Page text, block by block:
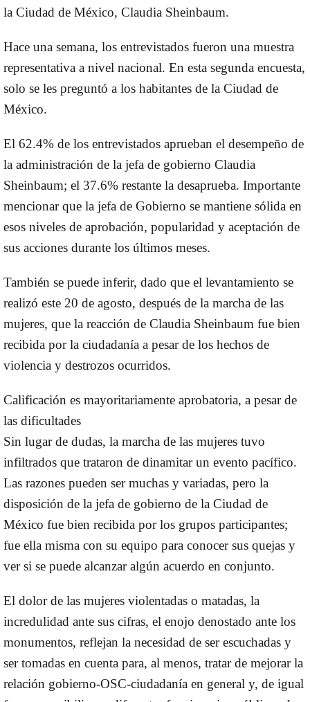
la Ciudad de México, Claudia Sheinbaum.
Hace una semana, los entrevistados fueron una muestra
representativa a nivel nacional. En esta segunda encuesta,
solo se les preguntó a los habitantes de la Ciudad de
México.
El 62.4% de los entrevistados aprueban el desempeño de
la administración de la jefa de gobierno Claudia
Sheinbaum; el 37.6% restante la desaprueba. Importante
mencionar que la jefa de Gobierno se mantiene sólida en
esos niveles de aprobación, popularidad y aceptación de
sus acciones durante los últimos meses.
También se puede inferir, dado que el levantamiento se
realizó este 20 de agosto, después de la marcha de las
mujeres, que la reacción de Claudia Sheinbaum fue bien
recibida por la ciudadanía a pesar de los hechos de
violencia y destrozos ocurridos.
Calificación es mayoritariamente aprobatoria, a pesar de
las dificultades
Sin lugar de dudas, la marcha de las mujeres tuvo
infiltrados que trataron de dinamitar un evento pacífico.
Las razones pueden ser muchas y variadas, pero la
disposición de la jefa de gobierno de la Ciudad de
México fue bien recibida por los grupos participantes;
fue ella misma con su equipo para conocer sus quejas y
ver si se puede alcanzar algún acuerdo en conjunto.
El dolor de las mujeres violentadas o matadas, la
incredulidad ante sus cifras, el enojo denostado ante los
monumentos, reflejan la necesidad de ser escuchadas y
ser tomadas en cuenta para, al menos, tratar de mejorar la
relación gobierno-OSC-ciudadanía en general y, de igual